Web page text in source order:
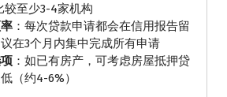
较至少3-4家机构
：每次贷款申请都会在信用报告留
在3个月内集中完成所有申请
：如已有房产，可考虑房屋抵押贷
（约4-6%）